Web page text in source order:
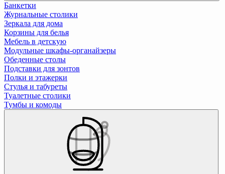
Банкетки
Журнальные столики
Зеркала для дома
Корзины для белья
Мебель в детскую
Модульные шкафы-органайзеры
Обеденные столы
Подставки для зонтов
Полки и этажерки
Стулья и табуреты
Туалетные столики
Тумбы и комоды